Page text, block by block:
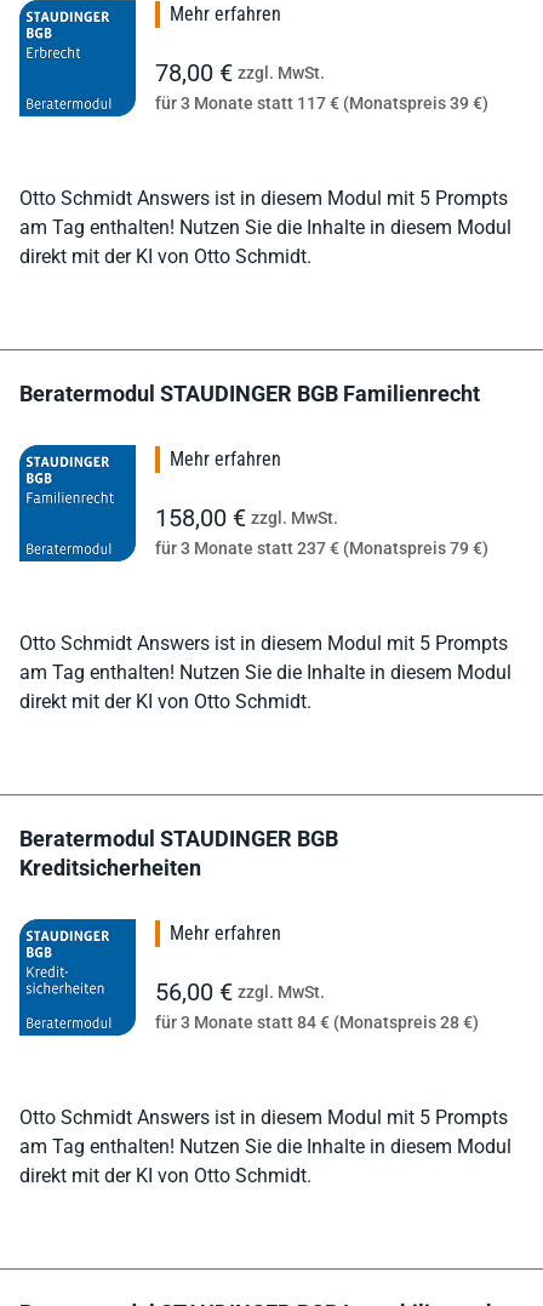
Otto Schmidt Answers ist in diesem Modul mit 5 Prompts
am Tag enthalten! Nutzen Sie die Inhalte in diesem Modul
direkt mit der KI von Otto Schmidt.
Mehr erfahren
78,00 € zzgl. MwSt.
für 3 Monate statt 117 € (Monatspreis 39 €)
Beratermodul STAUDINGER BGB Familienrecht
Otto Schmidt Answers ist in diesem Modul mit 5 Prompts
am Tag enthalten! Nutzen Sie die Inhalte in diesem Modul
direkt mit der KI von Otto Schmidt.
Mehr erfahren
158,00 € zzgl. MwSt.
für 3 Monate statt 237 € (Monatspreis 79 €)
Beratermodul STAUDINGER BGB
Kreditsicherheiten
Otto Schmidt Answers ist in diesem Modul mit 5 Prompts
am Tag enthalten! Nutzen Sie die Inhalte in diesem Modul
direkt mit der KI von Otto Schmidt.
Mehr erfahren
56,00 € zzgl. MwSt.
für 3 Monate statt 84 € (Monatspreis 28 €)